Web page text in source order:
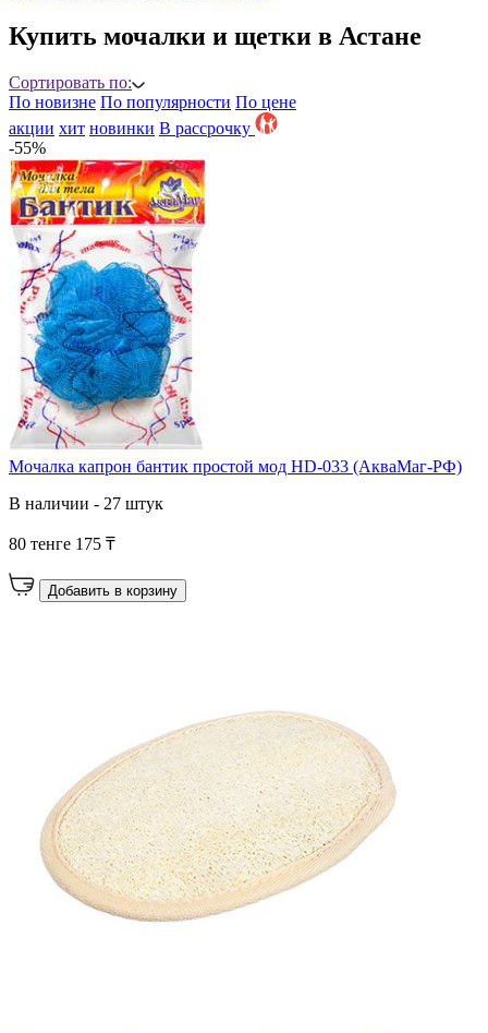
Купить мочалки и щетки в Астане
Сортировать по:
По новизне По популярности По цене
акции хит новинки B рассрочку
-55%
Мочалка капрон бантик простой мод HD-033 (АкваМаг-РФ)
В наличии - 27 штук
80 тенге 175 ₸
Добавить в корзину